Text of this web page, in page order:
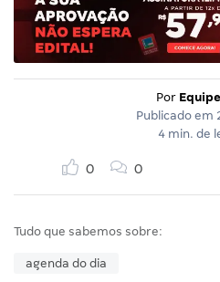
Por
Publicado em
4 min. de
0 0
Tudo que sabemos sobre:
agenda do dia